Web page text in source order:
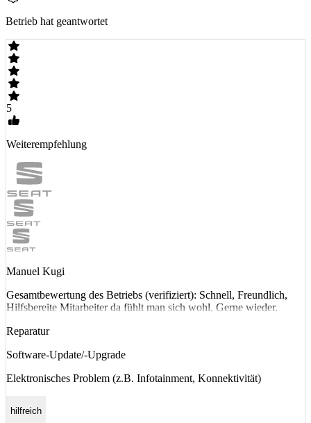
Betrieb hat geantwortet
5
Weiterempfehlung
Manuel Kugi
Gesamtbewertung des Betriebs (verifiziert): Schnell, Freundlich,
Hilfsbereite Mitarbeiter da fühlt man sich wohl. Gerne wieder.
Reparatur
Software-Update/-Upgrade
Elektronisches Problem (z.B. Infotainment, Konnektivität)
hilfreich